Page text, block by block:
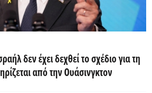
δεν έχει δεχθεί το σχέδιο για τη
από την Ουάσινγκτον